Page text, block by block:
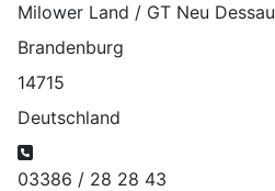
Milower Land / GT Neu Dessau
Brandenburg
14715
Deutschland
Telefon:
03386 / 28 28 43